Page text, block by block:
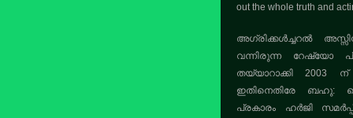
out the whole truth and
അഗ്രിക്കൾച്ചറൽ
വന്നിരുന്ന റേഷ്യോ
തയ്യാറാക്കി 2003
ഇതിനെതിരേ ബഹു:
പ്രകാരം ഹർജി